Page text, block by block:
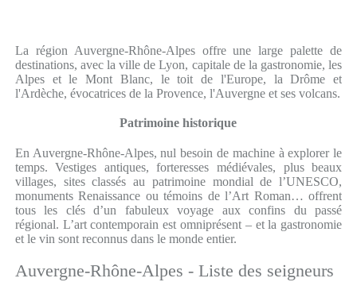
La région Auvergne-Rhône-Alpes offre une large palette de
destinations, avec la ville de Lyon, capitale de la gastronomie, les
Alpes et le Mont Blanc, le toit de l'Europe, la Drôme et
l'Ardèche, évocatrices de la Provence, l'Auvergne et ses volcans.
Patrimoine historique
En Auvergne-Rhône-Alpes, nul besoin de machine à explorer le
temps. Vestiges antiques, forteresses médiévales, plus beaux
villages, sites classés au patrimoine mondial de l’UNESCO,
monuments Renaissance ou témoins de l’Art Roman… offrent
tous les clés d’un fabuleux voyage aux confins du passé
régional. L’art contemporain est omniprésent – et la gastronomie
et le vin sont reconnus dans le monde entier.
Auvergne-Rhône-Alpes - Liste des seigneurs